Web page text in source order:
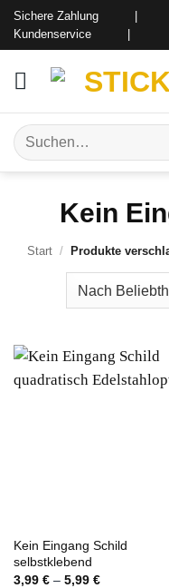
Zum
Inhalt
Sichere Zahlung |
Kundenservice |
Suchen
nach:
Kein
Start / Produkte
Kein Eingang Schild
selbstklebend
3,99 €– 5,99 €